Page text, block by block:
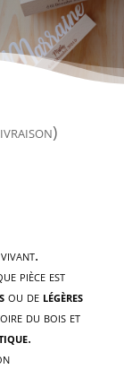
pièce est
ou de légères
du bois et
.